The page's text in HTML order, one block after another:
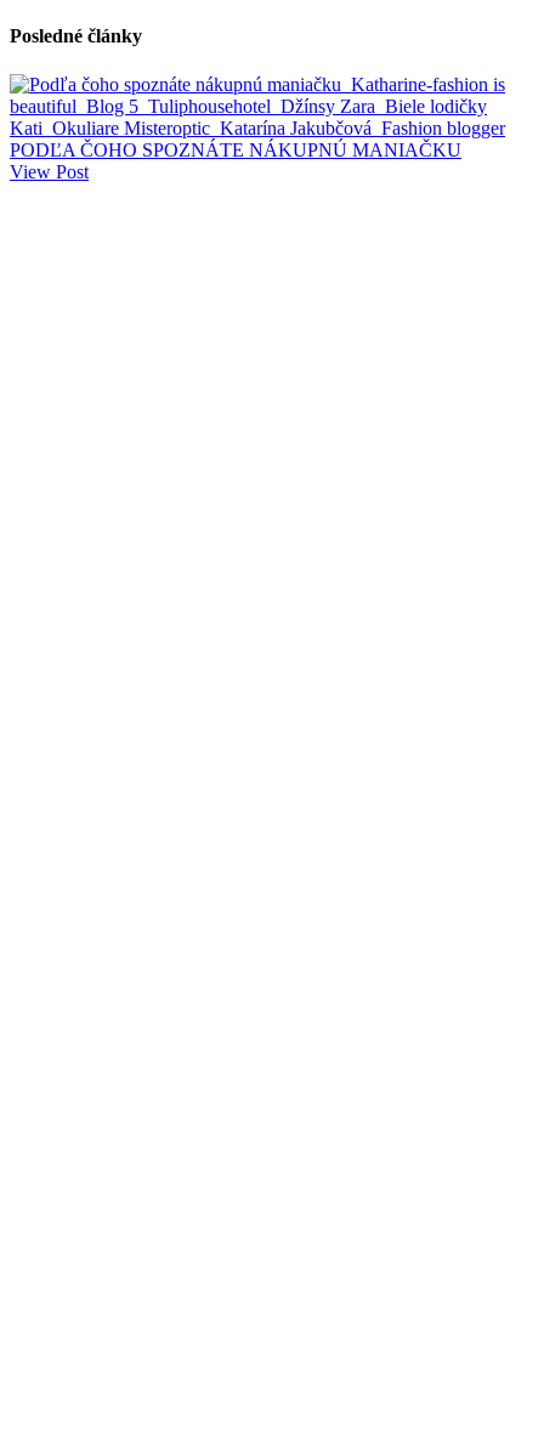
Posledné články
PODĽA ČOHO SPOZNÁTE NÁKUPNÚ MANIAČKU
View Post